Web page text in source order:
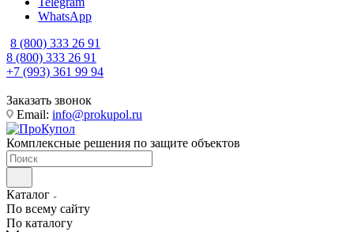
WhatsApp
8 (800) 333 26 91
8 (800) 333 26 91
+7 (993) 361 99 94
Заказать звонок
Email: info@prokupol.ru
Комплексные решения по защите объектов
Каталог
По всему сайту
По каталогу